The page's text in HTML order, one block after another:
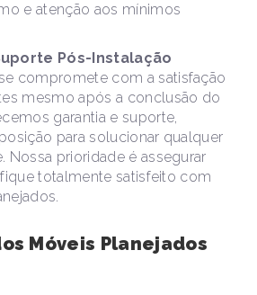
e atenção aos mínimos
Pós-Instalação
compromete com a satisfação
mesmo após a conclusão do
garantia e suporte,
para solucionar qualquer
Nossa prioridade é assegurar
totalmente satisfeito com
Móveis Planejados